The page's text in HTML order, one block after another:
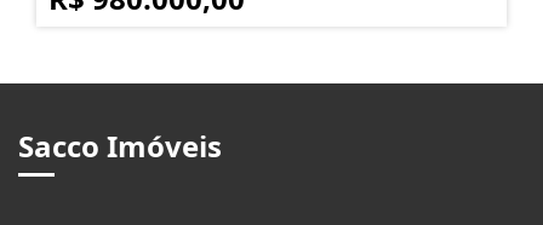
Sacco Imóveis